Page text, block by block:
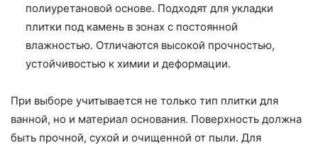
полиуретановой основе. Подходят для укладки
плитки под камень в зонах с постоянной
влажностью. Отличаются высокой прочностью,
устойчивостью к химии и деформации.
При выборе учитывается не только тип плитки для
ванной, но и материал основания. Поверхность должна
быть прочной, сухой и очищенной от пыли. Для